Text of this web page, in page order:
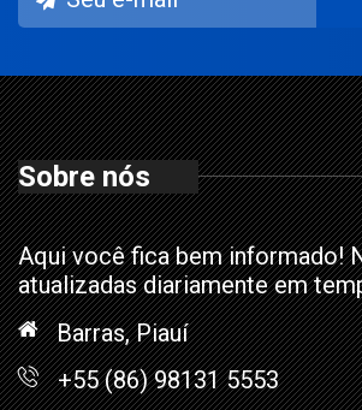
Sobre nós
Aqui você fica bem informado!
atualizadas diariamente em
Barras, Piauí
+55 (86) 98131 5553